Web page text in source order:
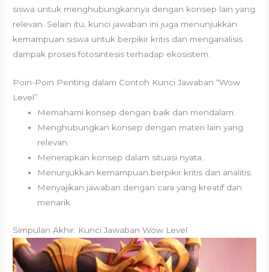
siswa untuk menghubungkannya dengan konsep lain yang
relevan. Selain itu, kunci jawaban ini juga menunjukkan
kemampuan siswa untuk berpikir kritis dan menganalisis
dampak proses fotosintesis terhadap ekosistem.
Poin-Poin Penting dalam Contoh Kunci Jawaban “Wow
Level”
Memahami konsep dengan baik dan mendalam.
Menghubungkan konsep dengan materi lain yang
relevan.
Menerapkan konsep dalam situasi nyata.
Menunjukkan kemampuan berpikir kritis dan analitis.
Menyajikan jawaban dengan cara yang kreatif dan
menarik.
Simpulan Akhir: Kunci Jawaban Wow Level